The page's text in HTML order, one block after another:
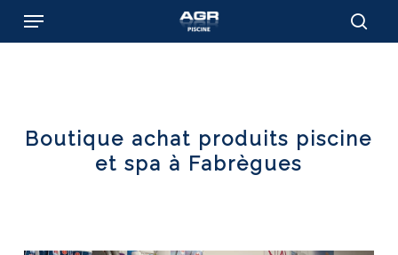
Menu
Boutique achat produits piscine
et spa à Fabrègues